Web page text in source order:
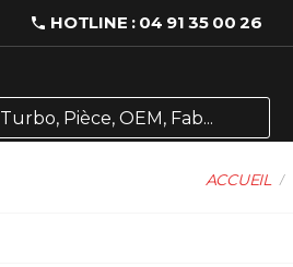
HOTLINE : 04 91 35 00 26
ACCUEIL